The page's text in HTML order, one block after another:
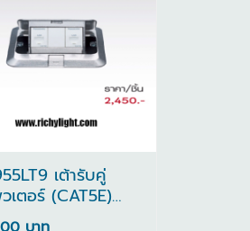
เต้ารับคู่
เตอร์ (CAT5E)
องและฝาครอบ